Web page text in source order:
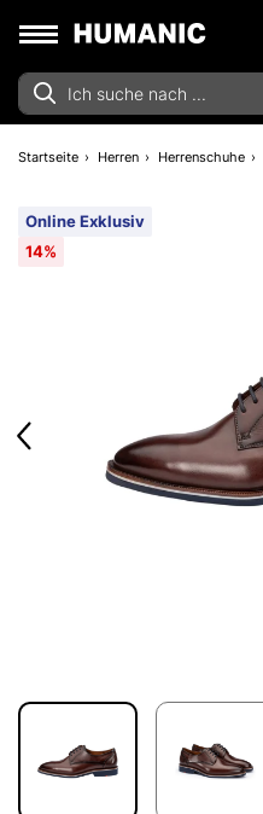
Startseite Herren Herrenschuhe
Online Exklusiv
14%